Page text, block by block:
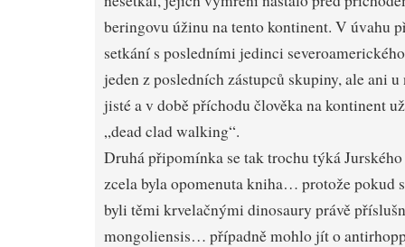
beringovu úžinu na tento kontinent. V úvahu
setkání s posledními jedinci
jeden z posledních zástupců skupiny, ale ani
jisté a v době příchodu člověka na kontinent
„dead clad walking“.
Druhá připomínka se tak trochu týká
zcela byla opomenuta kniha… protože pokud
byli těmi krvelačnými dinosaury právě
mongoliensis… případně mohlo jít o